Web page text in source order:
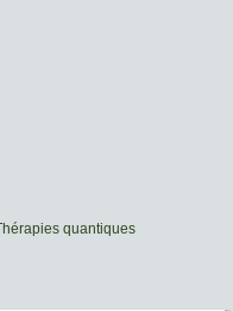
quantiques